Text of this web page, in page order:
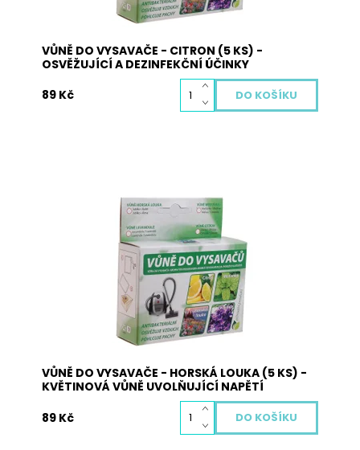
VŮNĚ DO VYSAVAČE - CITRON (5 KS) -
OSVĚŽUJÍCÍ A DEZINFEKČNÍ ÚČINKY
89 Kč
Vůně do vysavače je vyrobena z přírodních
materiálů a neobsahuje žádné nebezpečné
látky. Pohlcuje pachy, osvěžuje vzduch a plní
antibakteriální funkci. Použití: vysypte obsah
sáčků s vůní na podlahu a obsah vysajte. Při
zahřátí obsahu sáčku dojde k uvolnění...
Skladem
3005
VŮNĚ DO VYSAVAČE - HORSKÁ LOUKA (5 KS) -
KVĚTINOVÁ VŮNĚ UVOLŇUJÍCÍ NAPĚTÍ
89 Kč